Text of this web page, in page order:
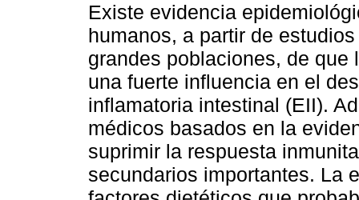
Existe evidencia
humanos, a partir de
grandes poblaciones, de que
una fuerte influencia en el
inflamatoria intestinal (EII).
médicos basados en la
suprimir la respuesta
secundarios importantes. La